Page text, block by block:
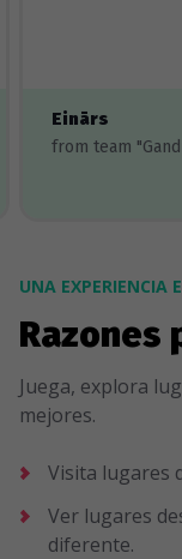
Einārs
from team
UNA EXPERIENCIA
Razones
Juega, explora
mejores.
Visita lugares
Ver lugares
diferente.